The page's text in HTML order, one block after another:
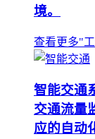
境。
查看更多"
智能交通
交通流量
应的自动